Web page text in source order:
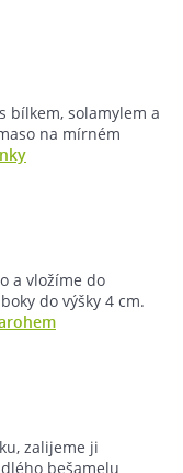
bílkem, solamylem a
na mírném
a vložíme do
do výšky 4 cm.
zalijeme ji
bešamelu